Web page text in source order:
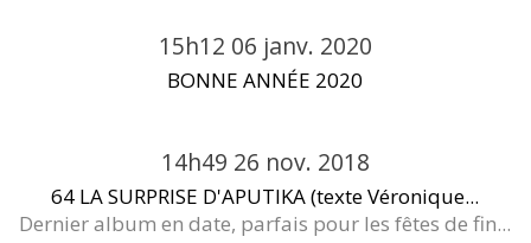
15h12 06 janv. 2020
BONNE ANNÉE 2020
14h49 26 nov. 2018
64 LA SURPRISE D'APUTIKA (texte Véronique...
Dernier album en date, parfais pour les fêtes de fin...